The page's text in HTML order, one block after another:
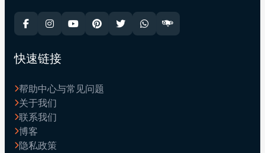
快速链接
帮助中心与常见问题
关于我们
联系我们
博客
隐私政策